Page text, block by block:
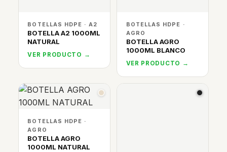
BOTELLAS HDPE · A2
BOTELLA A2 1000ML
NATURAL
VER PRODUCTO →
BOTELLAS HDPE ·
AGRO
BOTELLA AGRO
1000ML BLANCO
VER PRODUCTO →
BOTELLAS HDPE ·
AGRO
BOTELLA AGRO
1000ML NATURAL